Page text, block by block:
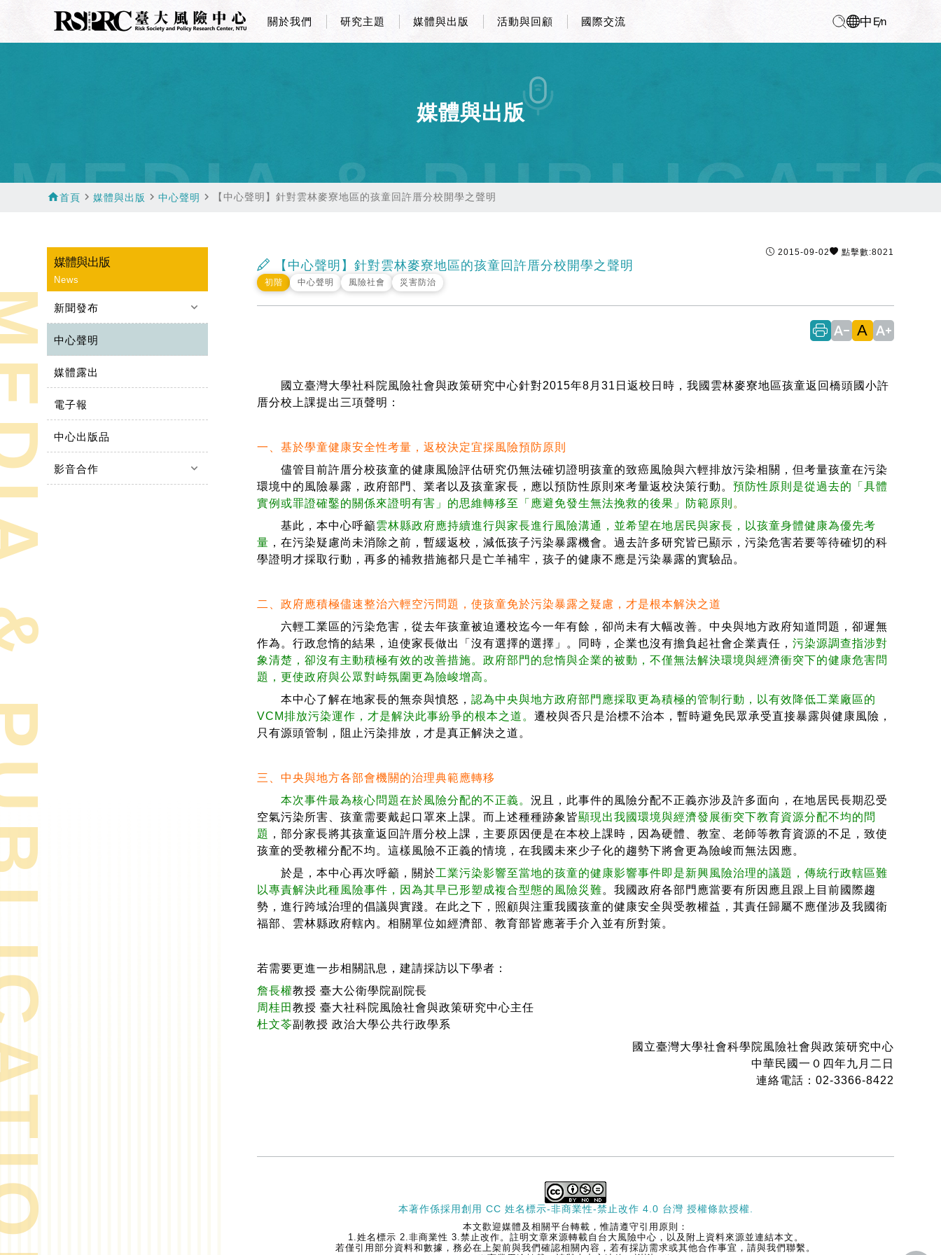
中 En
關於我們 研究主題 媒體與出版 活動與回顧 國際交流
媒體與出版
MEDIA &
home首頁 navigate_next媒體與出版 navigate_next中心聲明 navigate_next 【中心聲明】針對雲林麥寮地區的孩童回許厝分校開學之聲明
媒體與出版
News
新聞發布 keyboard_arrow_down
中心聲明
媒體露出
電子報
中心出版品
影音合作 keyboard_arrow_down
2015-09-02 點擊數:8021
【中心聲明】針對雲林麥寮地區的孩童回許厝分校開學之聲明
初階 中心聲明 風險社會 災害防治
text_decrease A text_increase
國立臺灣大學社科院風險社會與政策研究中心針對2015年8月31日返校日時，我國雲林麥寮地區孩童返回橋頭國小許
厝分校上課提出三項聲明：
一、基於學童健康安全性考量，返校決定宜採風險預防原則
儘管目前許厝分校孩童的健康風險評估研究仍無法確切證明孩童的致癌風險與六輕排放污染相關，但考量孩童在污染
環境中的風險暴露，政府部門、業者以及孩童家長，應以預防性原則來考量返校決策行動。預防性原則是從過去的「具體
實例或罪證確鑿的關係來證明有害」的思維轉移至「應避免發生無法挽救的後果」防範原則 。
基此，本中心呼籲雲林縣政府應持續進行與家長進行風險溝通，並希望在地居民與家長，以孩童身體健康為優先考
量 ，在污染疑慮尚未消除之前，暫緩返校，減低孩子污染暴露機會。過去許多研究皆已顯示，污染危害若要等待確切的科
學證明才採取行動，再多的補救措施都只是亡羊補牢，孩子的健康不應是污染暴露的實驗品。
二、政府應積極儘速整治六輕空污問題，使孩童免於污染暴露之疑慮，才是根本解決之道
六輕工業區的污染危害，從去年孩童被迫遷校迄今一年有餘，卻尚未有大幅改善。中央與地方政府知道問題，卻遲無
作為。行政怠惰的結果，迫使家長做出「沒有選擇的選擇」。同時，企業也沒有擔負起社會企業責任，污染源調查指涉對
象清楚，卻沒有主動積極有效的改善措施。政府部門的怠惰與企業的被動，不僅無法解決環境與經濟衝突下的健康危害問
題，更使政府與公眾對峙氛圍更為險峻增高。
本中心了解在地家長的無奈與憤怒，認為中央與地方政府部門應採取更為積極的管制行動，以有效降低工業廠區的
VCM排放污染運作，才是解決此事紛爭的根本之道。遷校與否只是治標不治本，暫時避免民眾承受直接暴露與健康風險，
只有源頭管制，阻止污染排放，才是真正解決之道。
三、中央與地方各部會機關的治理典範應轉移
本次事件最為核心問題在於風險分配的不正義。況且，此事件的風險分配不正義亦涉及許多面向，在地居民長期忍受
空氣污染所害、孩童需要戴起口罩來上課。而上述種種跡象皆顯現出我國環境與經濟發展衝突下教育資源分配不均的問
題 ，部分家長將其孩童返回許厝分校上課，主要原因便是在本校上課時，因為硬體、教室、老師等教育資源的不足，致使
孩童的受教權分配不均。這樣風險不正義的情境，在我國未來少子化的趨勢下將會更為險峻而無法因應。
於是，本中心再次呼籲，關於工業污染影響至當地的孩童的健康影響事件即是新興風險治理的議題，傳統行政轄區難
以專責解決此種風險事件，因為其早已形塑成複合型態的風險災難。我國政府各部門應當要有所因應且跟上目前國際趨
勢，進行跨域治理的倡議與實踐。在此之下，照顧與注重我國孩童的健康安全與受教權益，其責任歸屬不應僅涉及我國衛
福部、雲林縣政府轄內。相關單位如經濟部、教育部皆應著手介入並有所對策。
若需要更進一步相關訊息，建請採訪以下學者：
詹長權教授 臺大公衛學院副院長
周桂田教授 臺大社科院風險社會與政策研究中心主任
杜文苓副教授 政治大學公共行政學系
國立臺灣大學社會科學院風險社會與政策研究中心
中華民國一０四年九月二日
連絡電話：02-3366-8422
本著作係採用創用 CC 姓名標示-非商業性-禁止改作 4.0 台灣 授權條款授權.
本文歡迎媒體及相關平台轉載，惟請遵守引用原則：
1.姓名標示 2.非商業性 3.禁止改作。註明文章來源轉載自台大風險中心，以及附上資料來源並連結本文。
若僅引用部分資料和數據，務必在上架前與我們確認相關內容，若有採訪需求或其他合作事宜，請與我們聯繫。